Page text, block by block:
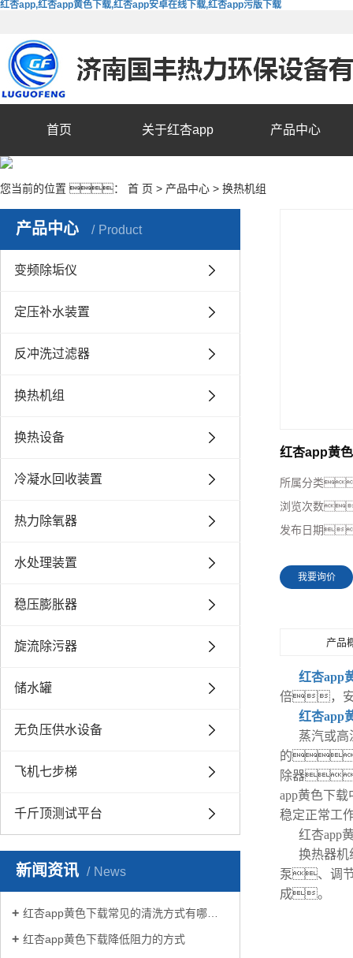
红杏app,红杏app黄色下载,红杏app安卓在线下载,红杏app污版下载
首页 关于红杏app 产品中心
您当前的位置 ： 首 页 > 产品中心 > 换热机组
产品中心 Product
变频除垢仪
定压补水装置
反冲洗过滤器
换热机组
换热设备
冷凝水回收装置
热力除氧器
水处理装置
稳压膨胀器
旋流除污器
储水罐
无负压供水设备
飞机七步梯
千斤顶测试平台
新闻资讯 News
红杏app黄色下载常见的清洗方式有哪些？
红杏app黄色下载降低阻力的方式
红杏app黄
所属分类
浏览次数
发布日期
我要询价
产品
红杏app
倍，安
红杏app
蒸汽或
的，
除器
app黄色下
稳定正常
红杏app
换热器
泵、调
成。